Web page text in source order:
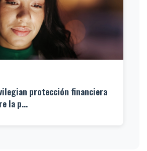
protección financiera
la p...